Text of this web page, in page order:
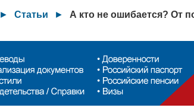
► Статьи ► А кто не ошибается? От